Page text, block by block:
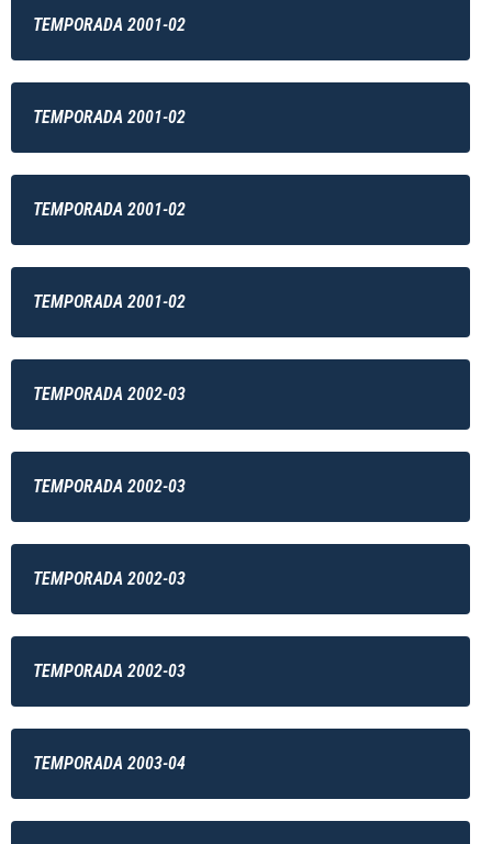
TEMPORADA 2001-02
TEMPORADA 2001-02
TEMPORADA 2001-02
TEMPORADA 2001-02
TEMPORADA 2002-03
TEMPORADA 2002-03
TEMPORADA 2002-03
TEMPORADA 2002-03
TEMPORADA 2003-04